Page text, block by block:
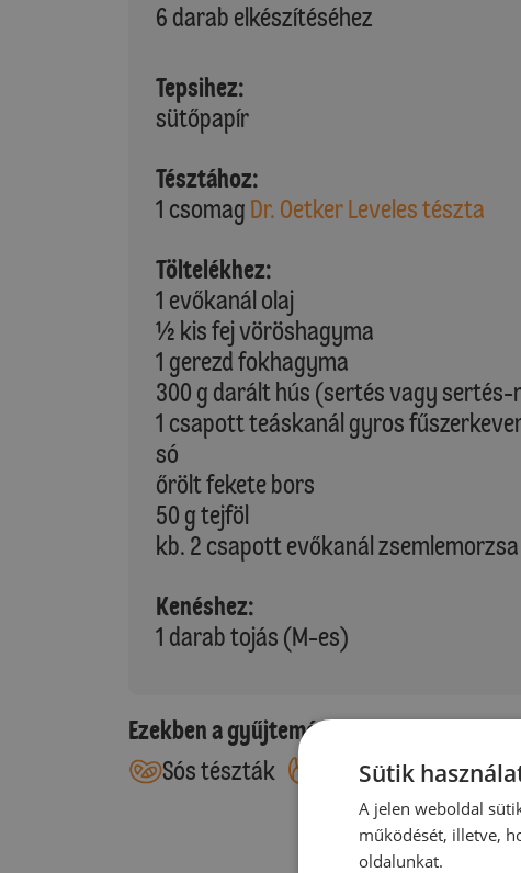
6 darab elkészítéséhez
Tepsihez:
sütőpapír
Tésztához:
1 csomag Dr. Oetker Leveles tészta
Töltelékhez:
1 evőkanál olaj
½ kis fej vöröshagyma
1 gerezd fokhagyma
300 g darált hús (sertés vagy
1 csapott teáskanál gyros
só
őrölt fekete bors
50 g tejföl
kb. 2 csapott evőkanál zsemlemorzsa
Kenéshez:
1 darab tojás (M-es)
Ezekben a gyűjteményekben található:
Sós tészták
Leveles tészták
Sütik
A jelen weboldal
működését, illetve,
oldalunkat.